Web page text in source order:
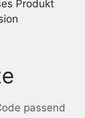
Produkt